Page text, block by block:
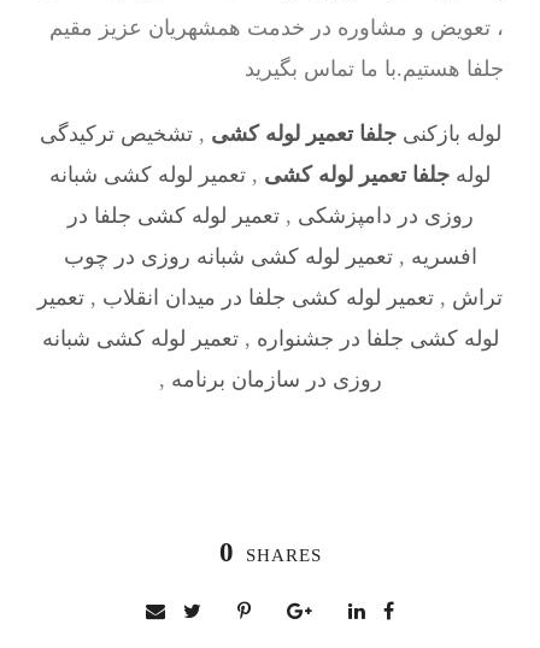
، تعویض و مشاوره در خدمت همشهریان عزیز مقیم
جلفا هستیم.با ما تماس بگیرید
لوله بازکنیجلفا تعمیر لوله کشی ,تشخیص ترکیدگی
لوله جلفا تعمیر لوله کشی , تعمیر لوله کشی شبانه
روزی در دامپزشکی ,تعمیر لوله کشی جلفا در
افسریه ,تعمیر لوله کشی شبانه روزی در چوب
تراش , تعمیر لوله کشی جلفا در میدان انقلاب , تعمیر
لوله کشی جلفا در جشنواره ,تعمیر لوله کشی شبانه
روزی در سازمان برنامه ,
0 SHARES